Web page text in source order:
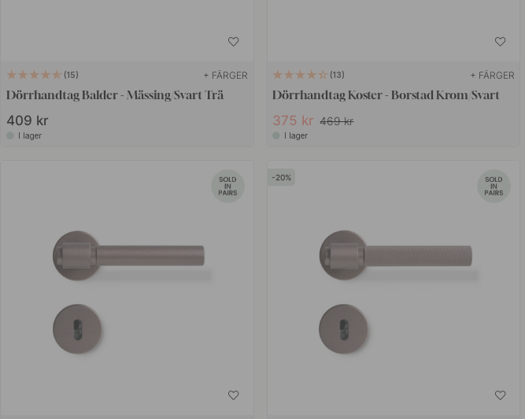
15 + FÄRGER
Dörrhandtag Balder - Mässing/Svart Trä
409 kr
I lager
13 + FÄRGER
Dörrhandtag Koster - Borstad Krom/Svart
375 kr 469 kr
I lager
20